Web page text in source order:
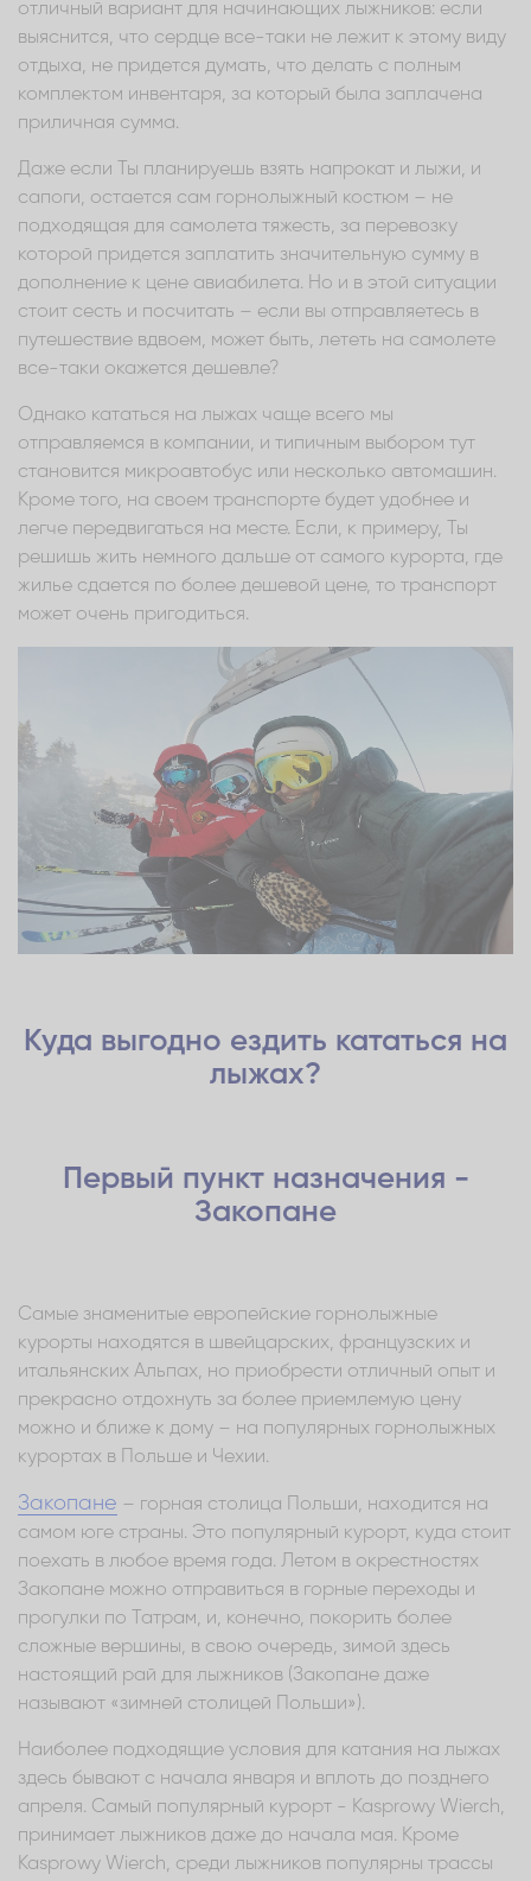
отличный вариант для начинающих лыжников: если
выяснится, что сердце все-таки не лежит к этому виду
отдыха, не придется думать, что делать с полным
комплектом инвентаря, за который была заплачена
приличная сумма.
Даже если Ты планируешь взять напрокат и лыжи, и
сапоги, остается сам горнолыжный костюм – не
подходящая для самолета тяжесть, за перевозку
которой придется заплатить значительную сумму в
дополнение к цене авиабилета. Но и в этой ситуации
стоит сесть и посчитать – если вы отправляетесь в
путешествие вдвоем, может быть, лететь на самолете
все-таки окажется дешевле?
Однако кататься на лыжах чаще всего мы
отправляемся в компании, и типичным выбором тут
становится микроавтобус или несколько автомашин.
Кроме того, на своем транспорте будет удобнее и
легче передвигаться на месте. Если, к примеру, Ты
решишь жить немного дальше от самого курорта, где
жилье сдается по более дешевой цене, то транспорт
может очень пригодиться.
Куда выгодно ездить кататься на
лыжах?
Первый пункт назначения -
Закопане
Самые знаменитые европейские горнолыжные
курорты находятся в швейцарских, французских и
итальянских Альпах, но приобрести отличный опыт и
прекрасно отдохнуть за более приемлемую цену
можно и ближе к дому – на популярных горнолыжных
курортах в Польше и Чехии.
Закопане – горная столица Польши, находится на
самом юге страны. Это популярный курорт, куда стоит
поехать в любое время года. Летом в окрестностях
Закопане можно отправиться в горные переходы и
прогулки по Татрам, и, конечно, покорить более
сложные вершины, в свою очередь, зимой здесь
настоящий рай для лыжников (Закопане даже
называют «зимней столицей Польши»).
Наиболее подходящие условия для катания на лыжах
здесь бывают с начала января и вплоть до позднего
апреля. Самый популярный курорт - Kasprowy Wierch,
принимает лыжников даже до начала мая. Кроме
Kasprowy Wierch, среди лыжников популярны трассы